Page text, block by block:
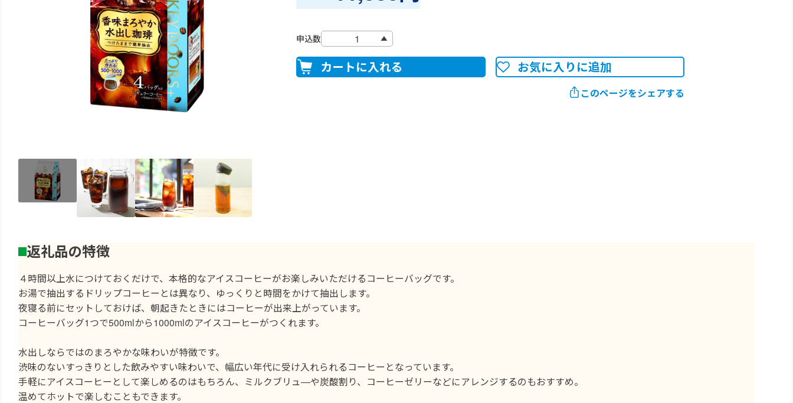
申込数
カートに入れる お気に入りに追加
このページをシェアする
返礼品の特徴
４時間以上水につけておくだけで、本格的なアイスコーヒーがお楽しみいただけるコーヒーバッグです。
お湯で抽出するドリップコーヒーとは異なり、ゆっくりと時間をかけて抽出します。
夜寝る前にセットしておけば、朝起きたときにはコーヒーが出来上がっています。
コーヒーバッグ1つで500mlから1000mlのアイスコーヒーがつくれます。
水出しならではのまろやかな味わいが特徴です。
渋味のないすっきりとした飲みやすい味わいで、幅広い年代に受け入れられるコーヒーとなっています。
手軽にアイスコーヒーとして楽しめるのはもちろん、ミルクブリュ―や炭酸割り、コーヒーゼリーなどにアレンジするのもおすすめ。
温めてホットで楽しむこともできます。